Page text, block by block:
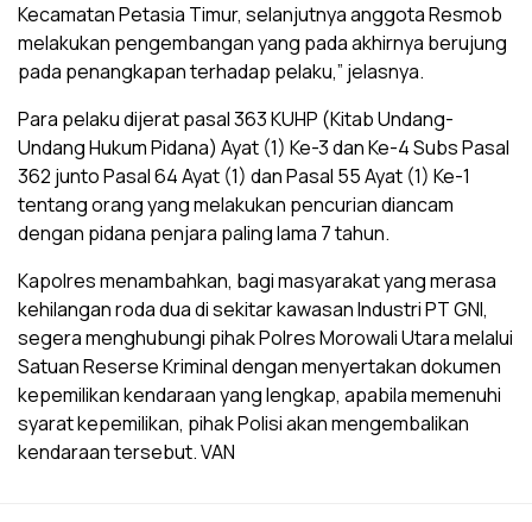
Kecamatan Petasia Timur, selanjutnya anggota Resmob
melakukan pengembangan yang pada akhirnya berujung
pada penangkapan terhadap pelaku,” jelasnya.
Para pelaku dijerat pasal 363 KUHP (Kitab Undang-
Undang Hukum Pidana) Ayat (1) Ke-3 dan Ke-4 Subs Pasal
362 junto Pasal 64 Ayat (1) dan Pasal 55 Ayat (1) Ke-1
tentang orang yang melakukan pencurian diancam
dengan pidana penjara paling lama 7 tahun.
Kapolres menambahkan, bagi masyarakat yang merasa
kehilangan roda dua di sekitar kawasan Industri PT GNI,
segera menghubungi pihak Polres Morowali Utara melalui
Satuan Reserse Kriminal dengan menyertakan dokumen
kepemilikan kendaraan yang lengkap, apabila memenuhi
syarat kepemilikan, pihak Polisi akan mengembalikan
kendaraan tersebut. VAN